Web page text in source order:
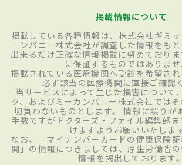
掲載情報について
掲載している各種情報は、株式会社ギミ
ンパニー株式会社が調査した情報をもと
出来るだけ正確な情報掲載に努めており
に保証するものではありませ
掲載されている医療機関へ受診を希望さ
必ず該当の医療機関に直接ご確認
当サービスによって生じた損害について
ク、およびミーカンパニー株式会社では
切負わないものとします。 情報に誤りが
手数ですがドクターズ・ファイル編集部
けますようお願いいたします
なお、「マイナンバーカードの健康保険
関」の情報につきましては、厚生労働省の
情報を掲出しております。